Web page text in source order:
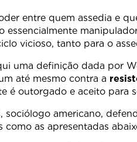
entre quem assedia e
essencialmente
vicioso, tanto para o
uma definição dada por
até mesmo contra a
é outorgado e aceito para
sociólogo americano,
como as apresentadas